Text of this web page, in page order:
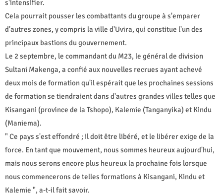
s'intensifier.
Cela pourrait pousser les combattants du groupe à s'emparer
d'autres zones, y compris la ville d'Uvira, qui constitue l'un des
principaux bastions du gouvernement.
Le 2 septembre, le commandant du M23, le général de division
Sultani Makenga, a confié aux nouvelles recrues ayant achevé
deux mois de formation qu'il espérait que les prochaines sessions
de formation se tiendraient dans d'autres grandes villes telles que
Kisangani (province de la Tshopo), Kalemie (Tanganyika) et Kindu
(Maniema).
" Ce pays s'est effondré ; il doit être libéré, et le libérer exige de la
force. En tant que mouvement, nous sommes heureux aujourd'hui,
mais nous serons encore plus heureux la prochaine fois lorsque
nous commencerons de telles formations à Kisangani, Kindu et
Kalemie ", a-t-il fait savoir.